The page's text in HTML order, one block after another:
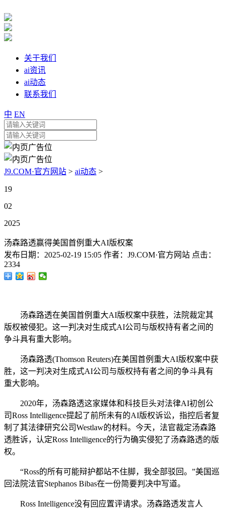
关于我们
ai资讯
ai动态
联系我们
中 EN
J9.COM·官方网站 > ai动态 >
19
02
2025
汤森路透赢得美国首例重大AI版权案
发布日期： 2025-02-19 15:05 作者： J9.COM·官方网站 点击：
2334
汤森路透在美国首例重大AI版权案中获胜，法院裁定其
版权被侵犯。这一判决对生成式AI公司与版权持有者之间的
争斗具有重大影响。
汤森路透(Thomson Reuters)在美国首例重大AI版权案中获
胜，这一判决对生成式AI公司与版权持有者之间的争斗具有
重大影响。
2020年，汤森路透这家媒体和科技巨头对法律AI初创公
司Ross Intelligence提起了前所未有的AI版权诉讼，指控后者复
制了其法律研究公司Westlaw的材料。今天，法官裁定汤森路
透胜诉，认定Ross Intelligence的行为确实侵犯了汤森路透的版
权。
“Ross的所有可能辩护都站不住脚，我全部驳回。”美国巡
回法院法官Stephanos Bibas在一份简要判决中写道。
Ross Intelligence没有回应置评请求。汤森路透发言人